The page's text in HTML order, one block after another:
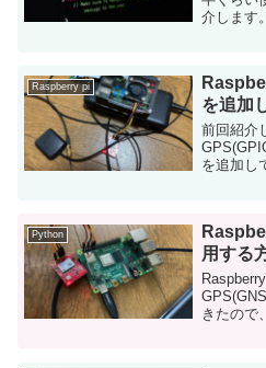
介します
Raspberry pi
を追加
前回紹介
を追加し
Python
用する
きたので